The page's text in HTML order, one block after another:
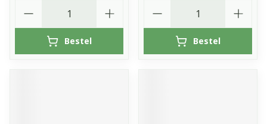
Bestel Bestel